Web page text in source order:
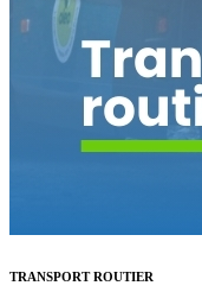
TRANSPORT ROUTIER